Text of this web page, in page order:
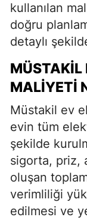
kullanılan
doğru
detaylı
MÜSTAKIL
MALIYETI
Müstakil ev
evin tüm
şekilde
sigorta, priz,
oluşan
verimliliği
edilmesi ve